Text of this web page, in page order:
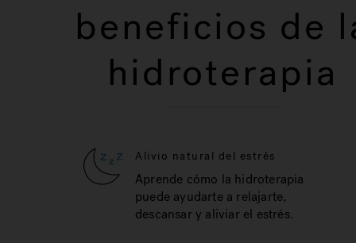
beneficios de
hidroterapia
Alivio natural del estrés
Aprende cómo la hidroterapia
puede ayudarte a relajarte,
descansar y aliviar el estrés.